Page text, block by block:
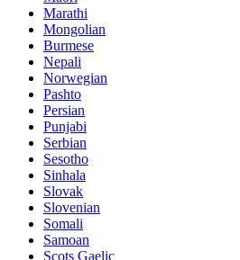
Marathi
Mongolian
Burmese
Nepali
Norwegian
Pashto
Persian
Punjabi
Serbian
Sesotho
Sinhala
Slovak
Slovenian
Somali
Samoan
Scots Gaelic